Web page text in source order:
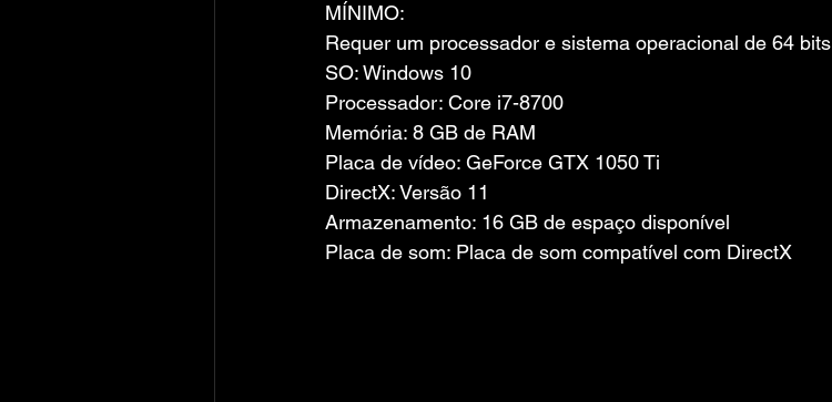
MÍNIMO:
Requer um processador e sistema operacional de 64 bits
SO: Windows 10
Processador: Core i7-8700
Memória: 8 GB de RAM
Placa de vídeo: GeForce GTX 1050 Ti
DirectX: Versão 11
Armazenamento: 16 GB de espaço disponível
Placa de som: Placa de som compatível com DirectX